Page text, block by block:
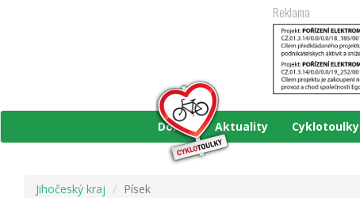
Reklama
Domů Aktuality Cyklotoulky
Jihočeský kraj Písek